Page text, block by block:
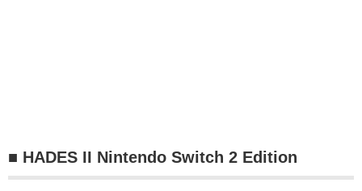
■ HADES II Nintendo Switch 2 Edition